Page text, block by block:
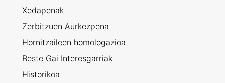
Xedapenak
Zerbitzuen Aurkezpena
Hornitzaileen homologazioa
Beste Gai Interesgarriak
Historikoa